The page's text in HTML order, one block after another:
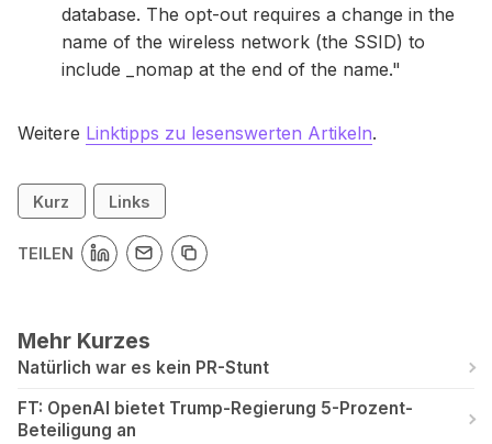
database. The opt-out requires a change in the
name of the wireless network (the SSID) to
include _nomap at the end of the name."
Weitere Linktipps zu lesenswerten Artikeln.
Kurz Links
TEILEN
Mehr Kurzes
Natürlich war es kein PR-Stunt
FT: OpenAI bietet Trump-Regierung 5-Prozent-
Beteiligung an